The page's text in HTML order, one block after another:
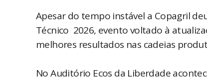
Apesar do tempo instável a Copagril
Técnico 2026, evento voltado à
melhores resultados nas cadeias
No Auditório Ecos da Liberdade